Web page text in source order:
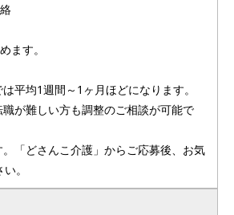
ます。
平均1週間～1ヶ月ほどになります。
が難しい方も調整のご相談が可能で
「どさんこ介護」からご応募後、お気
。